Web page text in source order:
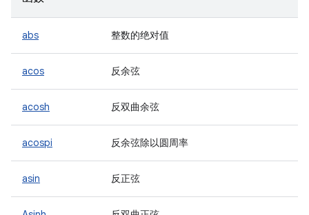
abs 整数的绝对值
acos 反余弦
acosh 反双曲余弦
acospi 反余弦除以圆周率
asin 反正弦